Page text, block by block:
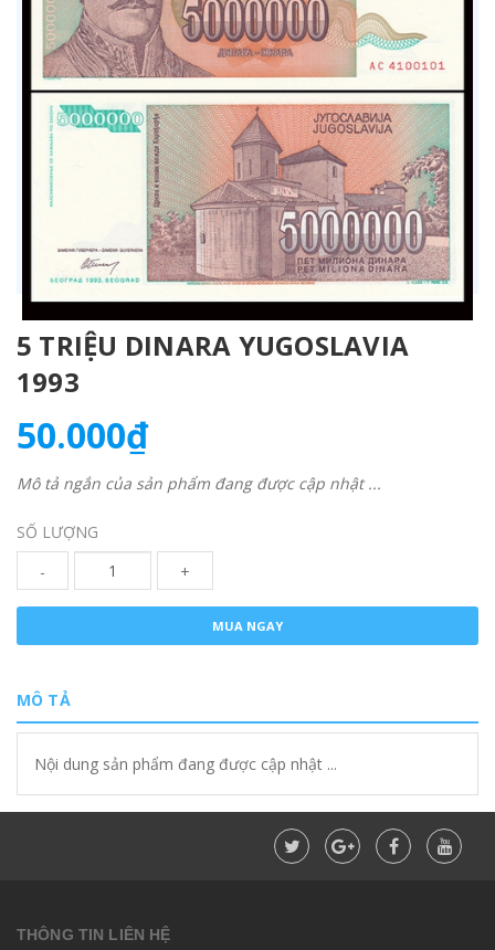
5 TRIỆU DINARA YUGOSLAVIA
1993
50.000₫
Mô tả ngắn của sản phẩm đang được cập nhật ...
SỐ LƯỢNG
-
+
MUA NGAY
MÔ TẢ
Nội dung sản phẩm đang được cập nhật ...
THÔNG TIN LIÊN HỆ